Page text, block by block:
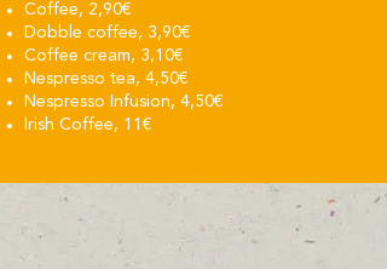
Coffee, 2,90€
Dobble coffee, 3,90€
Coffee cream, 3,10€
Nespresso tea, 4,50€
Nespresso Infusion, 4,50€
Irish Coffee, 11€